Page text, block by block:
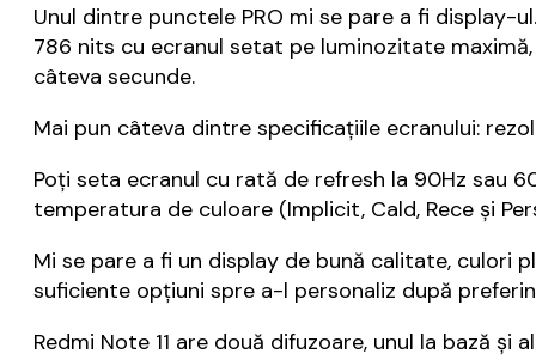
Unul dintre punctele PRO mi se pare a fi display-
786 nits cu ecranul setat pe luminozitate
câteva secunde.
Mai pun câteva dintre specificațiile ecranului:
Poți seta ecranul cu rată de refresh la 90Hz sau
temperatura de culoare (Implicit, Cald, Rece și
Mi se pare a fi un display de bună calitate, culori
suficiente opțiuni spre a-l personaliz după
Redmi Note 11 are două difuzoare, unul la bază